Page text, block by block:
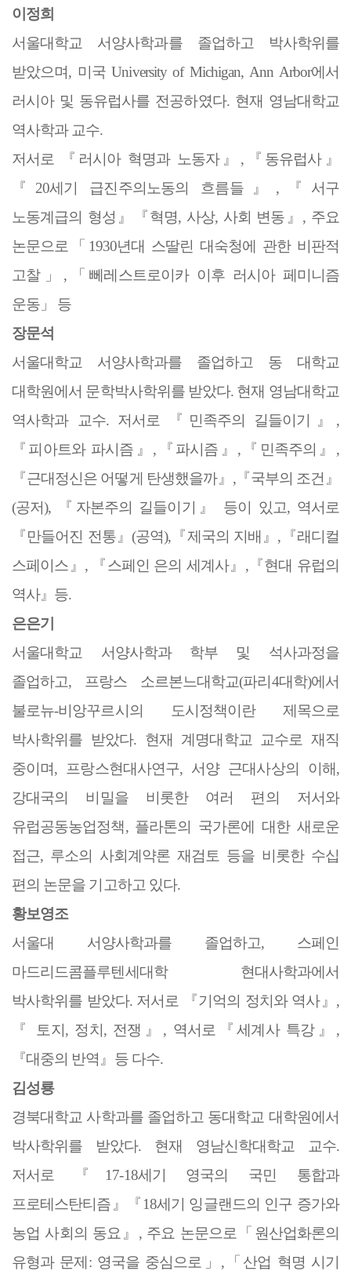
이정희
서울대학교 서양사학과를 졸업하고 박사학위를
받았으며, 미국University of Michigan, Ann Arbor에서
러시아 및 동유럽사를 전공하였다. 현재 영남대학교
역사학과 교수.
저서로
『 러시아 혁명과 노동자』 , 『 동유럽사』
『 20세기 급진주의노동의 흐름들』 ,『 서구
노동계급의 형성 』『혁명, 사상, 사회 변동 』 , 주요
논문으로
「 1930년대 스딸린 대숙청에 관한 비판적
고찰」 ,「뻬레스트로이카 이후 러시아 페미니즘
운동 」 등
장문석
서울대학교 서양사학과를 졸업하고 동 대학교
대학원에서 문학박사학위를 받았다. 현재 영남대학교
역사학과 교수. 저서로 『 민족주의 길들이기 』 ,
『 피아트와 파시즘 』 , 『 파시즘 』 , 『 민족주의 』 ,
『근대정신은 어떻게 탄생했을까』 ,『국부의 조건 』
(공저), 『 자본주의 길들이기 』 등이 있고, 역서로
『만들어진 전통』(공역), 『제국의 지배 』 , 『래디컬
스페이스 』 , 『스페인 은의 세계사』 ,『현대 유럽의
역사』 등.
은은기
서울대학교 서양사학과 학부 및 석사과정을
졸업하고, 프랑스 소르본느대학교(파리 4대학)에서
불로뉴-비앙꾸르시의 도시정책이란 제목으로
박사학위를 받았다. 현재 계명대학교 교수로 재직
중이며, 프랑스현대사연구, 서양 근대사상의 이해,
강대국의 비밀을 비롯한 여러 편의 저서와
유럽공동농업정책, 플라톤의 국가론에 대한 새로운
접근, 루소의 사회계약론 재검토 등을 비롯한 수십
편의 논문을 기고하고 있다.
황보영조
서울대 서양사학과를 졸업하고, 스페인
마드리드콤플루텐세대학 현대사학과에서
박사학위를 받았다. 저서로 『기억의 정치와 역사』 ,
『
토지 , 정치 , 전쟁 』 , 역서로 『세계사 특강』 ,
『대중의 반역 』 등 다수.
김성룡
경북대학교 사학과를 졸업하고 동대학교 대학원에서
박사학위를 받았다. 현재 영남신학대학교 교수.
저서로
『 17-18세기 영국의 국민 통합과
프로테스탄티즘 』『18세기 잉글랜드의 인구 증가와
농업 사회의 동요 』 , 주요 논문으로 「 원산업화론의
유형과 문제 : 영국을 중심으로 」 ,「 산업 혁명 시기